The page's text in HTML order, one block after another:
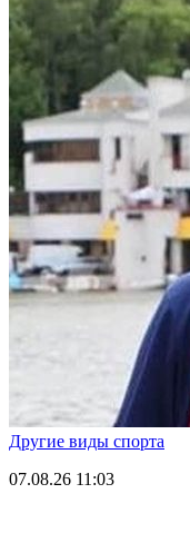
Другие виды спорта
07.08.26 11:03